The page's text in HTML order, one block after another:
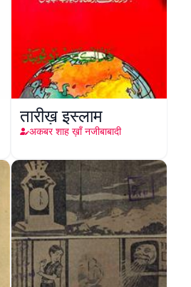
तारीख़ इस्लाम
अकबर शाह ख़ाँ नजीबाबादी